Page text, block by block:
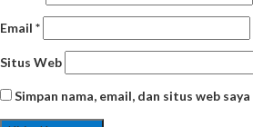
Email *
Situs Web
Simpan nama, email, dan situs web